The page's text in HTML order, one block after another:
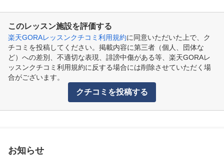
このレッスン施設を評価する
楽天GORAレッスンクチコミ利用規約に同意いただいた上で、ク
チコミを投稿してください。掲載内容に第三者（個人、団体な
ど）への差別、不適切な表現、誹謗中傷がある等、楽天GORAレ
ッスンクチコミ利用規約に反する場合には削除させていただく場
合がございます。
クチコミを投稿する
お知らせ